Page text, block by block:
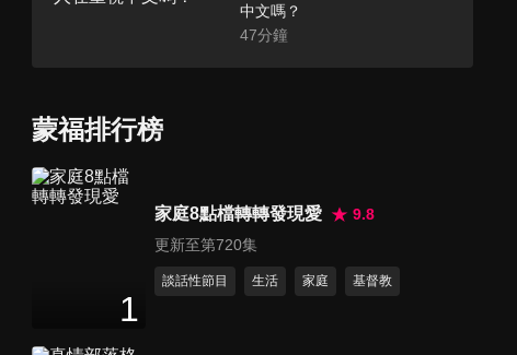
中文嗎？
47分鐘
第458集 叮叮噹 叮叮噹，各國
聖誕節怎麼過？
47
蒙福排行榜
1
家庭8點檔轉轉發現愛
9.8
更新至第720集
談話性節目 生活 家庭 基督教